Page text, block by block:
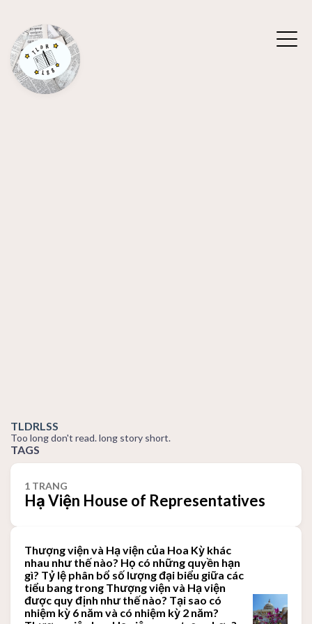
TLDRLSS
Too long don't read. long story short.
TAGS
1 TRANG
Hạ Viện House of Representatives
Thượng viện và Hạ viện của Hoa Kỳ khác
nhau như thế nào? Họ có những quyền hạn
gì? Tỷ lệ phân bổ số lượng đại biểu giữa các
tiểu bang trong Thượng viện và Hạ viện
được quy định như thế nào? Tại sao có
nhiệm kỳ 6 năm và có nhiệm kỳ 2 năm?